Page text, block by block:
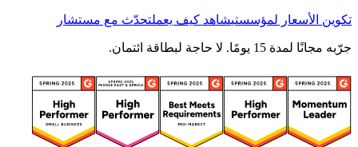
تكوين الأسعار لمؤسستيشاهد كيف يعملتحدّث مع مستشار
جرّبه مجانًا لمدة 15 يومًا. لا حاجة لبطاقة ائتمان.